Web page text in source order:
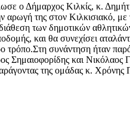
ο Δήμαρχος Κιλκίς, κ.
αρωγή της στον Κιλκισιακό, με
διάθεση των δημοτικών
και θα συνεχίσει
συνάντηση ήταν
Σημαιοφορίδης και Νικόλαος
της ομάδας κ. Χρόνης